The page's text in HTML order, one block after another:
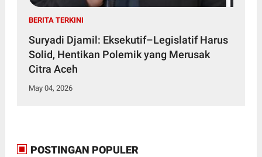
BERITA TERKINI
Suryadi Djamil: Eksekutif–Legislatif Harus
Solid, Hentikan Polemik yang Merusak
Citra Aceh
May 04, 2026
POSTINGAN POPULER